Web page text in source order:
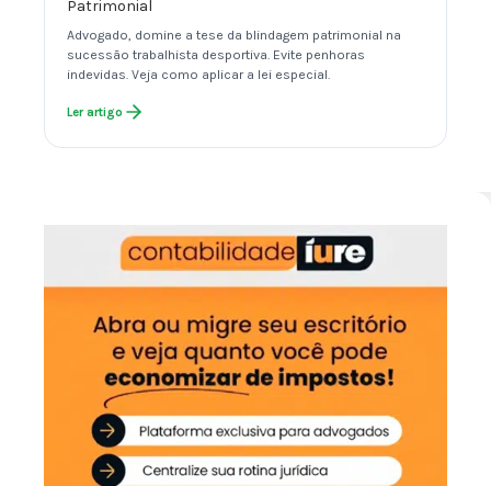
Patrimonial
Advogado, domine a tese da blindagem patrimonial na
sucessão trabalhista desportiva. Evite penhoras
indevidas. Veja como aplicar a lei especial.
Ler artigo